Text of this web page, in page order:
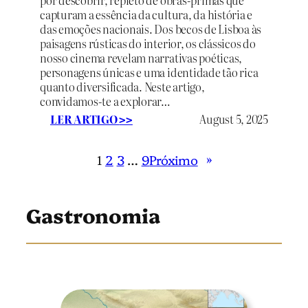
e
s
a
:
I
n
f
l
u
c
s
e
A
s
capturam a essência da cultura, da história e
das emoções nacionais. Dos becos de Lisboa às
paisagens rústicas do interior, os clássicos do
nosso cinema revelam narrativas poéticas,
personagens únicas e uma identidade tão rica
quanto diversificada. Neste artigo,
convidamos-te a explorar…
LER ARTIGO>>:
C
s
c
d
August 5, 2025
1 2 3 … 9Próximo »
Gastronomia